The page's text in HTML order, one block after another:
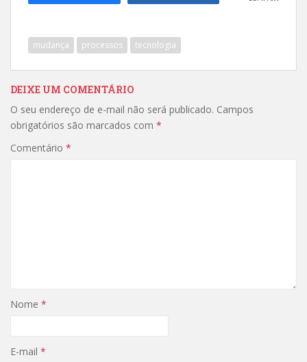
mudança processos tecnologia
DEIXE UM COMENTÁRIO
O seu endereço de e-mail não será publicado. Campos
obrigatórios são marcados com *
Comentário *
Nome *
E-mail *